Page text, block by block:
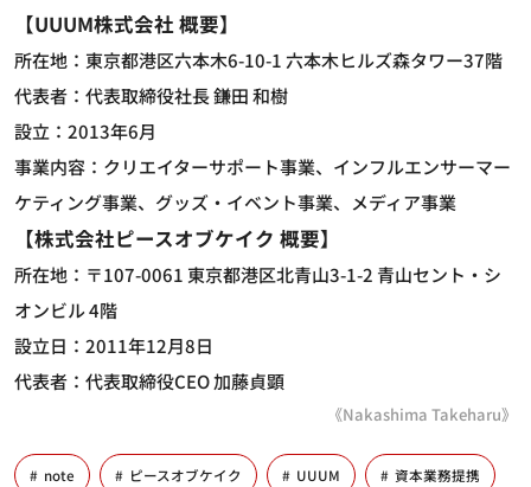
【UUUM株式会社 概要】
所在地：東京都港区六本木6-10-1 六本木ヒルズ森タワー37階
代表者：代表取締役社長 鎌田 和樹
設立：2013年6月
事業内容：クリエイターサポート事業、インフルエンサーマー
ケティング事業、グッズ・イベント事業、メディア事業
【株式会社ピースオブケイク 概要】
所在地：〒107-0061 東京都港区北青山3-1-2 青山セント・シ
オンビル 4階
設立日：2011年12月8日
代表者：代表取締役CEO 加藤貞顕
《Nakashima Takeharu》
note ピースオブケイク UUUM 資本業務提携